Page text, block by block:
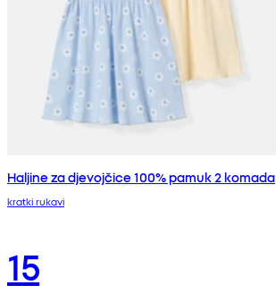
Haljine za djevojčice 100% pamuk 2 komada
kratki rukavi
15